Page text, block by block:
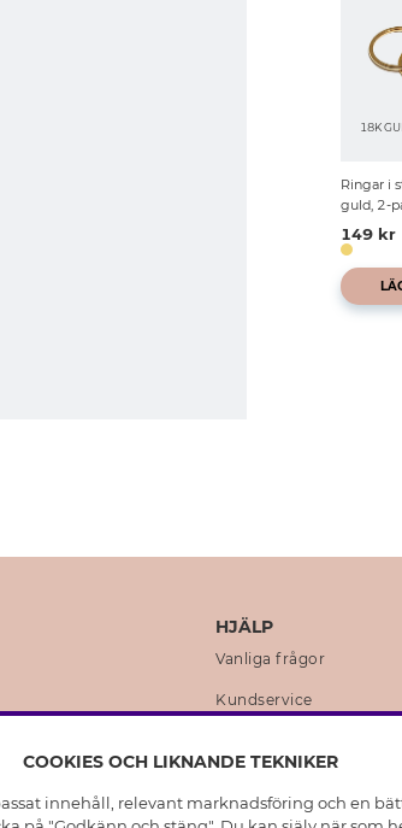
18K
Ringar i
guld, 2-
149 kr
HJÄLP
Vanliga frågor
Kundservice
Skötselråd
COOKIES OCH LIKNANDE TEKNIKER
innehåll, relevant marknadsföring och en